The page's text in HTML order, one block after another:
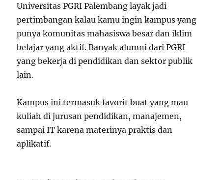
Universitas PGRI Palembang layak jadi
pertimbangan kalau kamu ingin kampus yang
punya komunitas mahasiswa besar dan iklim
belajar yang aktif. Banyak alumni dari PGRI
yang bekerja di pendidikan dan sektor publik
lain.
Kampus ini termasuk favorit buat yang mau
kuliah di jurusan pendidikan, manajemen,
sampai IT karena materinya praktis dan
aplikatif.